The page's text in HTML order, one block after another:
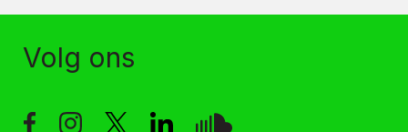
Volg ons